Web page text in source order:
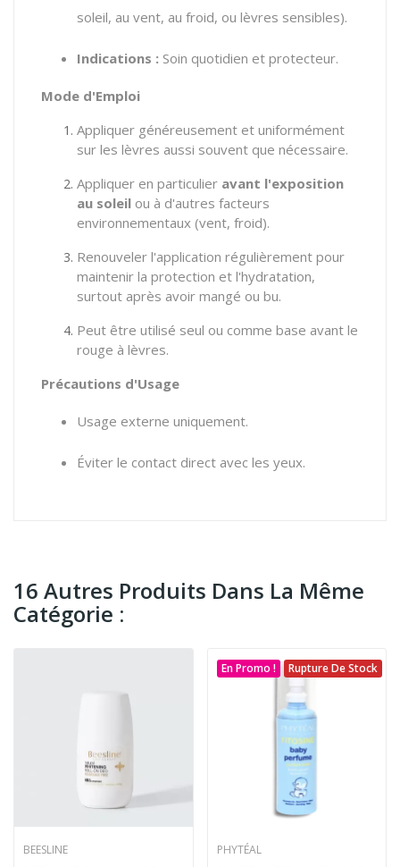
soleil, au vent, au froid, ou lèvres sensibles).
Indications : Soin quotidien et protecteur.
Mode d'Emploi
Appliquer généreusement et uniformément
sur les lèvres aussi souvent que nécessaire.
Appliquer en particulier avant l'exposition
au soleil ou à d'autres facteurs
environnementaux (vent, froid).
Renouveler l'application régulièrement pour
maintenir la protection et l'hydratation,
surtout après avoir mangé ou bu.
Peut être utilisé seul ou comme base avant le
rouge à lèvres.
Précautions d'Usage
Usage externe uniquement.
Éviter le contact direct avec les yeux.
16 Autres Produits Dans La Même
Catégorie :
BEESLINE
En Promo ! Rupture De Stock
PHYTÉAL